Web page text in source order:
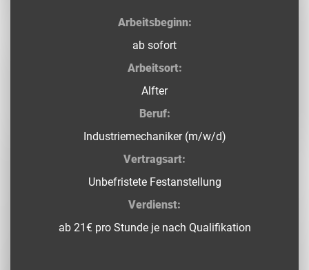
Arbeitsbeginn:
ab sofort
Arbeitsort:
Alfter
Beruf:
Industriemechaniker (m/w/d)
Vertragsart:
Unbefristete Festanstellung
Verdienst:
ab 21€ pro Stunde je nach Qualifikation